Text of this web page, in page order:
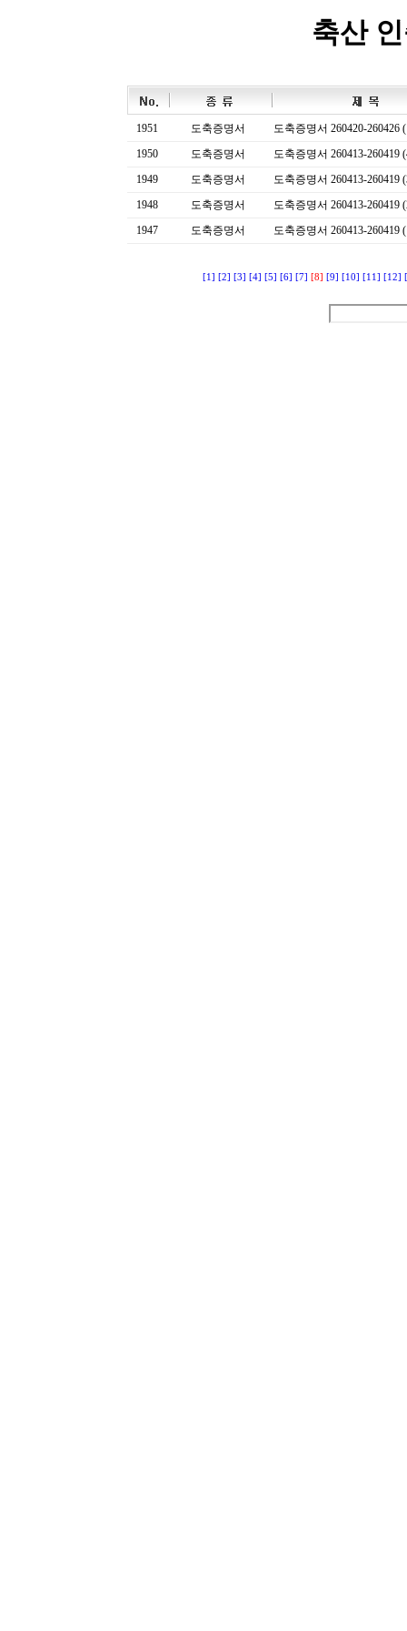
축산
1951 도축증명서
도축증명서 260420-260426
1950
도축증명서
도축증명서 260413-260419
1949
도축증명서
도축증명서 260413-260419
1948
도축증명서
도축증명서 260413-260419
1947
도축증명서 도축증명서 260413-260419
[1] [2] [3] [4] [5] [6] [7] [8] [9] [10] [11] [12]